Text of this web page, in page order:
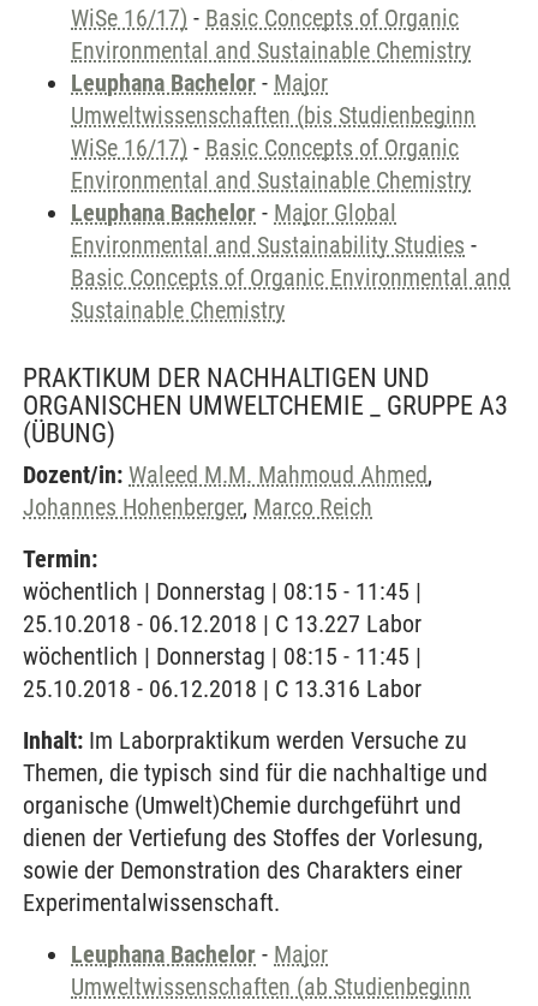
WiSe 16/17) - Basic Concepts of Organic
Environmental and Sustainable Chemistry
Leuphana Bachelor - Major
Umweltwissenschaften (bis Studienbeginn
WiSe 16/17) - Basic Concepts of Organic
Environmental and Sustainable Chemistry
Leuphana Bachelor - Major Global
Environmental and Sustainability Studies -
Basic Concepts of Organic Environmental and
Sustainable Chemistry
PRAKTIKUM DER NACHHALTIGEN UND
ORGANISCHEN UMWELTCHEMIE _ GRUPPE A3
(ÜBUNG)
Dozent/in: Waleed M.M. Mahmoud Ahmed,
Johannes Hohenberger, Marco Reich
Termin:
wöchentlich | Donnerstag | 08:15 - 11:45 |
25.10.2018 - 06.12.2018 | C 13.227 Labor
wöchentlich | Donnerstag | 08:15 - 11:45 |
25.10.2018 - 06.12.2018 | C 13.316 Labor
Inhalt: Im Laborpraktikum werden Versuche zu
Themen, die typisch sind für die nachhaltige und
organische (Umwelt)Chemie durchgeführt und
dienen der Vertiefung des Stoffes der Vorlesung,
sowie der Demonstration des Charakters einer
Experimentalwissenschaft.
Leuphana Bachelor - Major
Umweltwissenschaften (ab Studienbeginn